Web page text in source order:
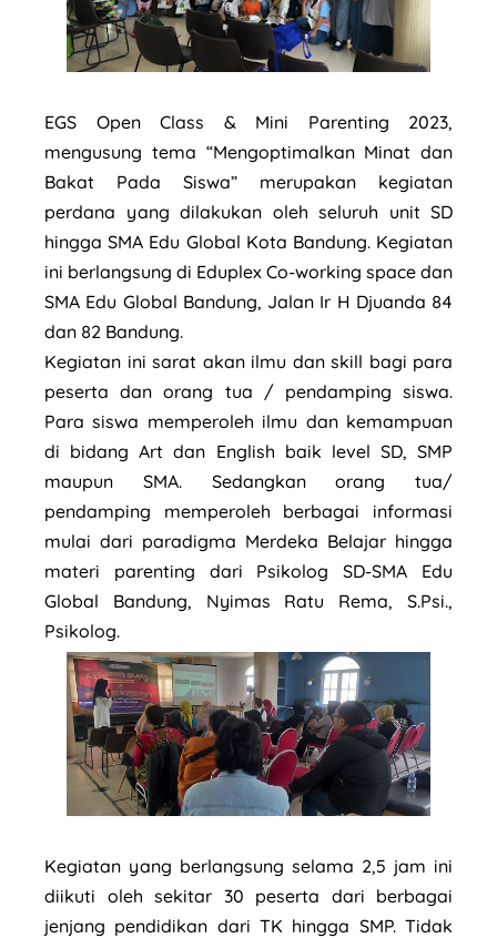
EGS Open Class & Mini Parenting 2023,
mengusung tema “Mengoptimalkan Minat dan
Bakat Pada Siswa” merupakan kegiatan
perdana yang dilakukan oleh seluruh unit SD
hingga SMA Edu Global Kota Bandung. Kegiatan
ini berlangsung di Eduplex Co-working space dan
SMA Edu Global Bandung, Jalan Ir H Djuanda 84
dan 82 Bandung.
Kegiatan ini sarat akan ilmu dan skill bagi para
peserta dan orang tua / pendamping siswa.
Para siswa memperoleh ilmu dan kemampuan
di bidang Art dan English baik level SD, SMP
maupun SMA. Sedangkan orang tua/
pendamping memperoleh berbagai informasi
mulai dari paradigma Merdeka Belajar hingga
materi parenting dari Psikolog SD-SMA Edu
Global Bandung, Nyimas Ratu Rema, S.Psi.,
Psikolog.
Kegiatan yang berlangsung selama 2,5 jam ini
diikuti oleh sekitar 30 peserta dari berbagai
jenjang pendidikan dari TK hingga SMP. Tidak